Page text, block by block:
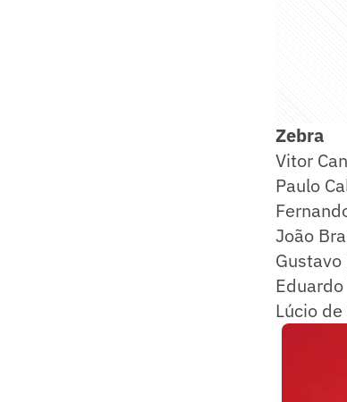
Zebra
Vitor
Paulo
João
Lúcio